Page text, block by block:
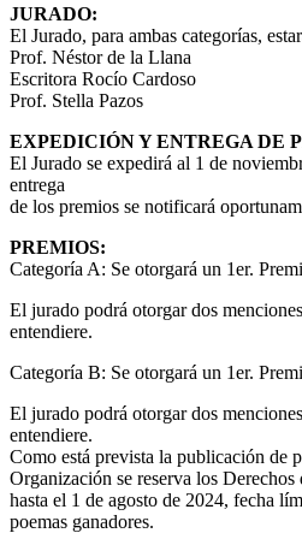
JURADO:
El Jurado, para ambas categorías,
Prof. Néstor de la Llana
Escritora Rocío Cardoso
Prof. Stella Pazos
EXPEDICIÓN Y ENTREGA DE
El Jurado se expedirá al 1 de
entrega
de los premios se notificará
PREMIOS:
Categoría A: Se otorgará un 1er.
El jurado podrá otorgar dos
entendiere.
Categoría B: Se otorgará un 1er.
El jurado podrá otorgar dos
entendiere.
Como está prevista la publicación de
Organización se reserva los Derechos
hasta el 1 de agosto de 2024, fecha
poemas ganadores.